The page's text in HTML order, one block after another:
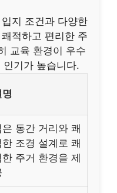
지 조건과 다양한
적하고 편리한 주
교육 환경이 우수
기가 높습니다.
명
은 동간 거리와 쾌
한 조경 설계로 쾌
한 주거 환경을 제